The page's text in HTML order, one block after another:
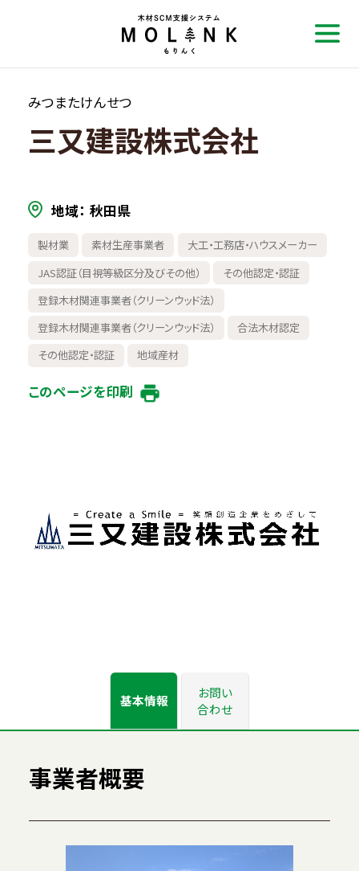
みつまたけんせつ
三又建設株式会社
地域 秋田県
製材業 素材生産事業者
大工・工務店・ハウスメーカー
JAS認証（目視等級区分及びその他）
その他認定・認証
登録木材関連事業者（クリーンウッド法）
登録木材関連事業者（クリーンウッド法）
合法木材認定
その他認定・認証
地域産材
このページを印刷
基本情報
お問い
合わせ
事業者概要